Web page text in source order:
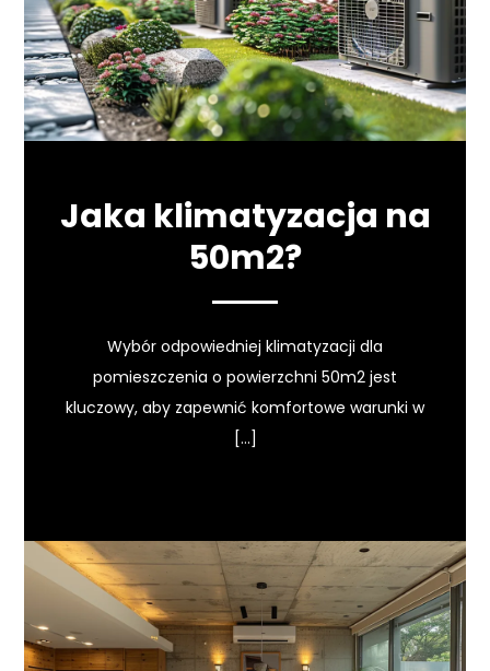
Jaka klimatyzacja na
50m2?
Wybór odpowiedniej klimatyzacji dla
pomieszczenia o powierzchni 50m2 jest
kluczowy, aby zapewnić komfortowe warunki w
[…]